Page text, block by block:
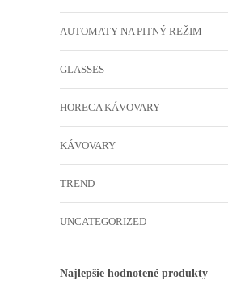
AUTOMATY NA PITNÝ REŽIM
GLASSES
HORECA KÁVOVARY
KÁVOVARY
TREND
UNCATEGORIZED
Najlepšie hodnotené produkty